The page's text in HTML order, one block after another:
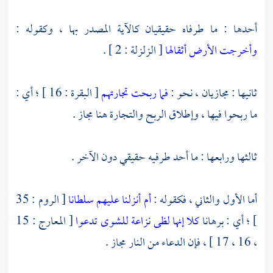
أحدها : ما طرفاه حقيقيان كالآية المصدر بها ، وكقوله :
وأخرجت الأرض أثقالها[ الزلزلة : 2 ] .
ثانيها : مجازيان ، نحو :فما ربحت تجارتهم
[ البقرة : 16 ] ؛ أي :
ما ربحوا فيها ، وإطلاق الربح والتجارة هنا مجاز .
ثالثها ورابعها : ما أحد طرفيه حقيقي دون الآخر .
أما الأول والثاني ، فكقوله :أم أنزلنا عليهم سلطانا
[ الروم : 35
] ؛ أي : برهاناكلا إنها لظىنزاعة للشوىتدعوا
[ المعارج : 15
، 16 ، 17 ] ، فإن الدعاء من النار مجاز .